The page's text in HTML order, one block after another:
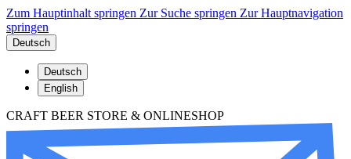
Zum Hauptinhalt springen Zur Suche springen Zur Hauptnavigation
springen
Deutsch
Deutsch
English
CRAFT BEER STORE & ONLINESHOP